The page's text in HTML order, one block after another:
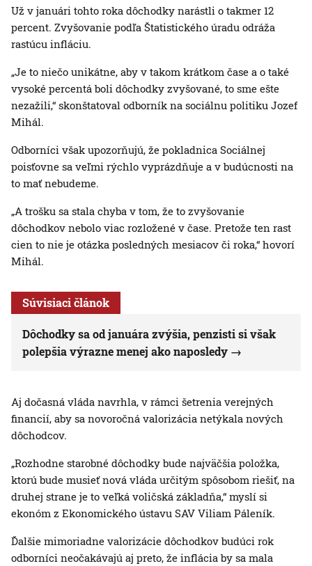
Už v januári tohto roka dôchodky narástli o takmer 12
percent. Zvyšovanie podľa Štatistického úradu odráža
rastúcu infláciu.
„Je to niečo unikátne, aby v takom krátkom čase a o také
vysoké percentá boli dôchodky zvyšované, to sme ešte
nezažili,“ skonštatoval odborník na sociálnu politiku Jozef
Mihál.
Odborníci však upozorňujú, že pokladnica Sociálnej
poisťovne sa veľmi rýchlo vyprázdňuje a v budúcnosti na
to mať nebudeme.
„A trošku sa stala chyba v tom, že to zvyšovanie
dôchodkov nebolo viac rozložené v čase. Pretože ten rast
cien to nie je otázka posledných mesiacov či roka,“ hovorí
Mihál.
Súvisiaci článok
Dôchodky sa od januára zvýšia, penzisti si však
polepšia výrazne menej ako naposledy
Aj dočasná vláda navrhla, v rámci šetrenia verejných
financií, aby sa novoročná valorizácia netýkala nových
dôchodcov.
„Rozhodne starobné dôchodky bude najväčšia položka,
ktorú bude musieť nová vláda určitým spôsobom riešiť, na
druhej strane je to veľká voličská základňa,“ myslí si
ekonóm z Ekonomického ústavu SAV Viliam Páleník.
Ďalšie mimoriadne valorizácie dôchodkov budúci rok
odborníci neočakávajú aj preto, že inflácia by sa mala